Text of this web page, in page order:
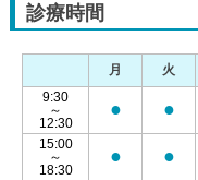
診療時間
月 火
9:30
～
12:30
● ●
15:00
～
18:30
● ●